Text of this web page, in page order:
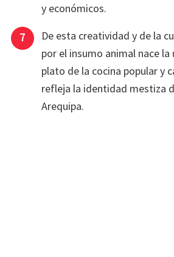
y económicos.
De esta creatividad y de la
por el insumo animal nace la
plato de la cocina popular y
refleja la identidad mestiza
Arequipa.